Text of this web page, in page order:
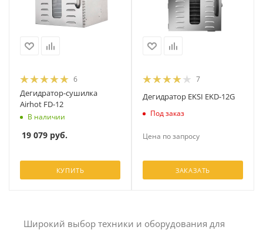
6
Дегидратор-сушилка
Airhot FD-12
В наличии
19 079 руб.
КУПИТЬ
7
Дегидратор EKSI EKD-12G
Под заказ
Цена по запросу
ЗАКАЗАТЬ
Широкий выбор техники и оборудования для